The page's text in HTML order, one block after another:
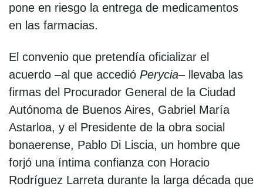
pone en riesgo la entrega de medicamentos
en las farmacias.
El convenio que pretendía oficializar el
acuerdo –al que accedió Perycia– llevaba las
firmas del Procurador General de la Ciudad
Autónoma de Buenos Aires, Gabriel María
Astarloa, y el Presidente de la obra social
bonaerense, Pablo Di Liscia, un hombre que
forjó una íntima confianza con Horacio
Rodríguez Larreta durante la larga década que